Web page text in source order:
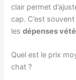
clair permet
cap. C’est
lesdépenses
Quel est le prix
chat ?